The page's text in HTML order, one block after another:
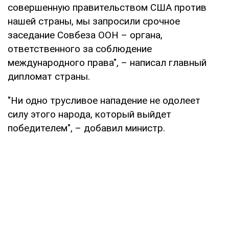
совершенную правительством США против
нашей страны, мы запросили срочное
заседание Совбеза ООН – органа,
ответственного за соблюдение
международного права", – написал главный
дипломат страны.
"Ни одно трусливое нападение не одолеет
силу этого народа, который выйдет
победителем", – добавил министр.